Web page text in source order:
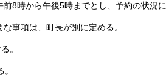
8時から午後5時までとし、予約の状況に
事項は、町長が別に定める。
。